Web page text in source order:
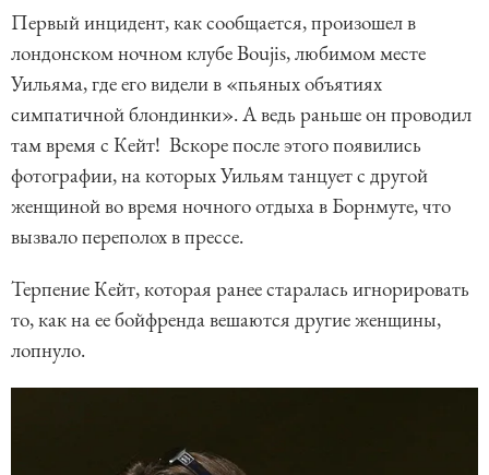
Первый инцидент, как сообщается, произошел в
лондонском ночном клубе Boujis, любимом месте
Уильяма, где его видели в «пьяных объятиях
симпатичной блондинки». А ведь раньше он проводил
там время с Кейт! Вскоре после этого появились
фотографии, на которых Уильям танцует с другой
женщиной во время ночного отдыха в Борнмуте, что
вызвало переполох в прессе.
Терпение Кейт, которая ранее старалась игнорировать
то, как на ее бойфренда вешаются другие женщины,
лопнуло.